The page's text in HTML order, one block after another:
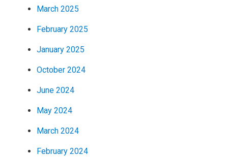
March 2025
February 2025
January 2025
October 2024
June 2024
May 2024
March 2024
February 2024